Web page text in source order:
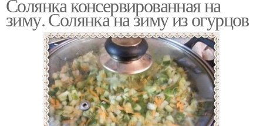
зиму. Солянка на зиму из огурцов